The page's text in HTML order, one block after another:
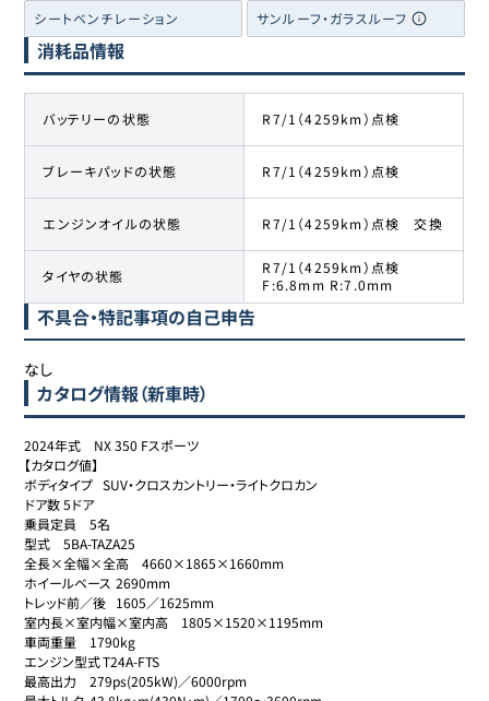
シートベンチレーション サンルーフ・ガラスルーフ
消耗品情報
バッテリーの状態 R7/1（4259km）点検
ブレーキパッドの状態 R7/1（4259km）点検
エンジンオイルの状態 R7/1（4259km）点検 交換
タイヤの状態
R7/1（4259km）点検
F:6.8mm R:7.0mm
不具合・特記事項の自己申告
なし
カタログ情報（新車時）
2024年式　NX 350 Fスポーツ
【カタログ値】
ボディタイプ	SUV・クロスカントリー・ライトクロカン
ドア数	5ドア
乗員定員	5名
型式	5BA-TAZA25
全長×全幅×全高	4660×1865×1660mm
ホイールベース	2690mm
トレッド前／後	1605／1625mm
室内長×室内幅×室内高	1805×1520×1195mm
車両重量	1790kg
エンジン型式	T24A-FTS
最高出力	279ps(205kW)／6000rpm